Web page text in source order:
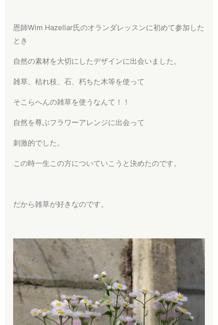
恩師Wim Hazellar氏のオランダレッスンに初めて参加した
とき
自然の素材を大切にしたデザインに出会いました。
雑草、枯れ枝、石、朽ちた木等を使って
そこらへんの雑草を使うなんて！！
自然を尊ぶフラワーアレンジに出会って
刺激的でした。
この時一生この方についていこうと決めたのです。
だから雑草が好きなのです。